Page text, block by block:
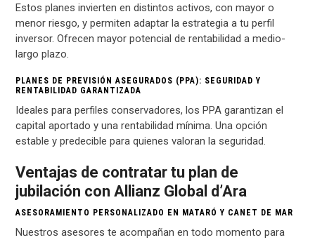
Estos planes invierten en distintos activos, con mayor o
menor riesgo, y permiten adaptar la estrategia a tu perfil
inversor. Ofrecen mayor potencial de rentabilidad a medio-
largo plazo.
PLANES DE PREVISIÓN ASEGURADOS (PPA): SEGURIDAD Y
RENTABILIDAD GARANTIZADA
Ideales para perfiles conservadores, los PPA garantizan el
capital aportado y una rentabilidad mínima. Una opción
estable y predecible para quienes valoran la seguridad.
Ventajas de contratar tu plan de
jubilación con Allianz Global d’Ara
ASESORAMIENTO PERSONALIZADO EN MATARÓ Y CANET DE MAR
Nuestros asesores te acompañan en todo momento para